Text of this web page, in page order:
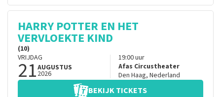
HARRY POTTER EN HET
VERVLOEKTE KIND
(10)
VRIJDAG
21AUGUSTUS
2026
19:00uur
Afas Circustheater
Den Haag, Nederland
BEKIJK TICKETS